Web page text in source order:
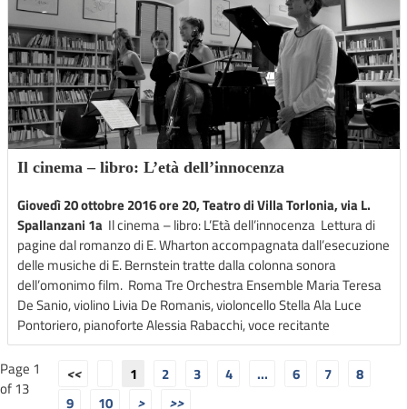
Il cinema – libro: L’età dell’innocenza
Giovedì 20 ottobre 2016 ore 20, Teatro di Villa Torlonia, via L.
Spallanzani 1aIl cinema – libro: L’Età dell’innocenza Lettura di
pagine dal romanzo di E. Wharton accompagnata dall’esecuzione
delle musiche di E. Bernstein tratte dalla colonna sonora
dell’omonimo film. Roma Tre Orchestra Ensemble Maria Teresa
De Sanio, violino Livia De Romanis, violoncello Stella Ala Luce
Pontoriero, pianoforte Alessia Rabacchi, voce recitante
Page 1
of 13
1 2 3 4 ... 6 7
8
9
10